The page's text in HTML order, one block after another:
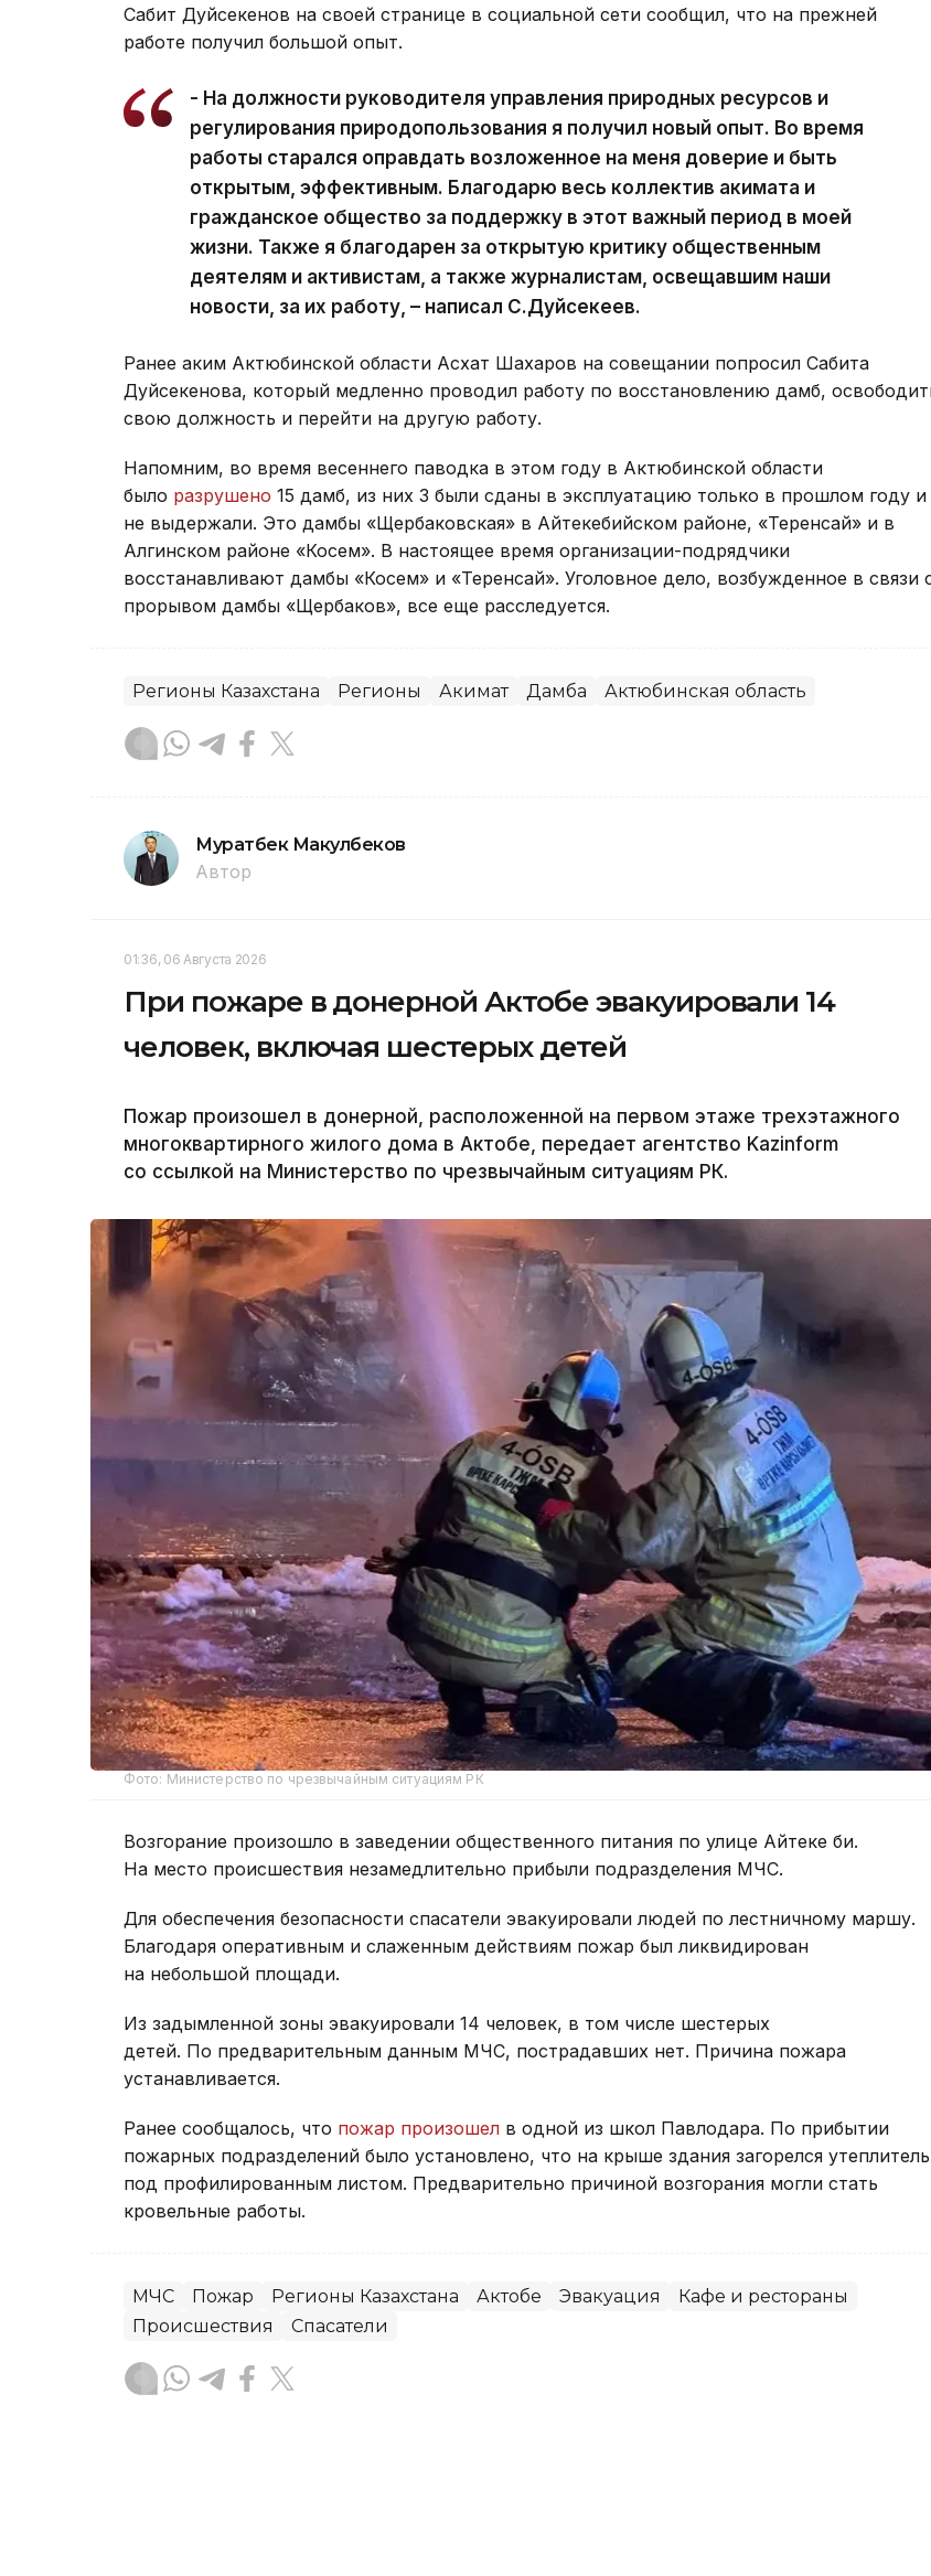
Сабит Дуйсекенов на своей странице в социальной сети сообщил, что на прежней
работе получил большой опыт.
- На должности руководителя управления природных ресурсов и
регулирования природопользования я получил новый опыт. Во время
работы старался оправдать возложенное на меня доверие и быть
открытым, эффективным. Благодарю весь коллектив акимата и
гражданское общество за поддержку в этот важный период в моей
жизни. Также я благодарен за открытую критику общественным
деятелям и активистам, а также журналистам, освещавшим наши
новости, за их работу, – написал С.Дуйсекеев.
Ранее аким Актюбинской области Асхат Шахаров на совещании попросил Сабита
Дуйсекенова, который медленно проводил работу по восстановлению дамб,
свою должность и перейти на другую работу.
Напомним, во время весеннего паводка в этом году в Актюбинской области
было разрушено 15 дамб, из них 3 были сданы в эксплуатацию только в прошлом году и
не выдержали. Это дамбы «Щербаковская» в Айтекебийском районе, «Теренсай» и в
Алгинском районе «Косем». В настоящее время организации-подрядчики
восстанавливают дамбы «Косем» и «Теренсай». Уголовное дело, возбужденное в связи
прорывом дамбы «Щербаков», все еще расследуется.
Регионы Казахстана Регионы Акимат Дамба Актюбинская область
Муратбек Макулбеков
Автор
01:36, 06 Августа 2026
При пожаре в донерной Актобе эвакуировали 14
человек, включая шестерых детей
Пожар произошел в донерной, расположенной на первом этаже трехэтажного
многоквартирного жилого дома в Актобе, передает агентство Kazinform
со ссылкой на Министерство по чрезвычайным ситуациям РК.
Фото: Министерство по чрезвычайным ситуациям РК
Возгорание произошло в заведении общественного питания по улице Айтеке би.
На место происшествия незамедлительно прибыли подразделения МЧС.
Для обеспечения безопасности спасатели эвакуировали людей по лестничному маршу.
Благодаря оперативным и слаженным действиям пожар был ликвидирован
на небольшой площади.
Из задымленной зоны эвакуировали 14 человек, в том числе шестерых
детей. По предварительным данным МЧС, пострадавших нет. Причина пожара
устанавливается.
Ранее сообщалось, что пожар произошел в одной из школ Павлодара. По прибытии
пожарных подразделений было установлено, что на крыше здания загорелся утеплитель
под профилированным листом. Предварительно причиной возгорания могли стать
кровельные работы.
МЧС Пожар Регионы Казахстана Актобе Эвакуация
Кафе и рестораны
Происшествия
Спасатели